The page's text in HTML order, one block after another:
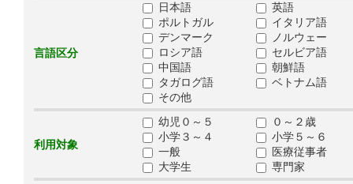
言語区分
日本語
英語
ポルトガル
イタリア語
デンマーク
ノルウェー
ロシア語
セルビア語
中国語
朝鮮語
タガログ語
ベトナム語
その他
利用対象
幼児０～５
０～２歳
小学３～４
小学５～６
一般
医療従事者
大学生
専門家